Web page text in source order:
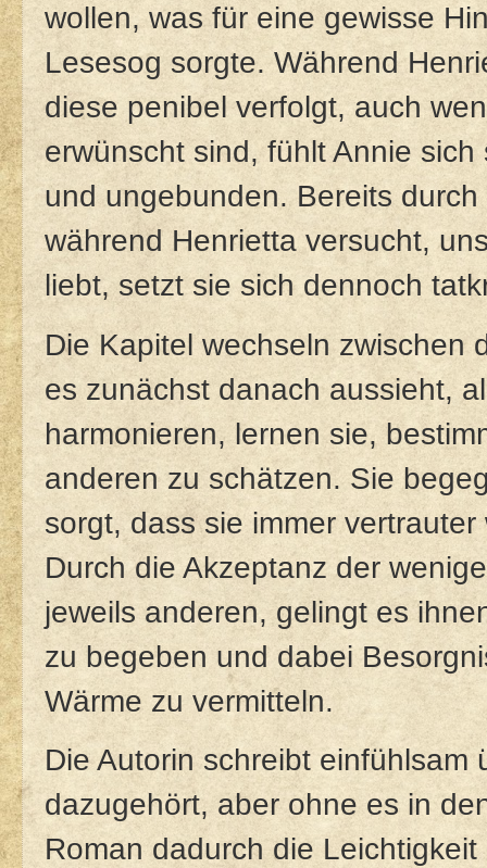
wollen, was für eine gewisse
Lesesog sorgte. Während
diese penibel verfolgt, auch
erwünscht sind, fühlt Annie
und ungebunden. Bereits
während Henrietta versucht,
liebt, setzt sie sich dennoch
Die Kapitel wechseln zwischen
es zunächst danach aussieht,
harmonieren, lernen sie,
anderen zu schätzen. Sie
sorgt, dass sie immer
Durch die Akzeptanz der
jeweils anderen, gelingt es
zu begeben und dabei
Wärme zu vermitteln.
Die Autorin schreibt
dazugehört, aber ohne es in
Roman dadurch die